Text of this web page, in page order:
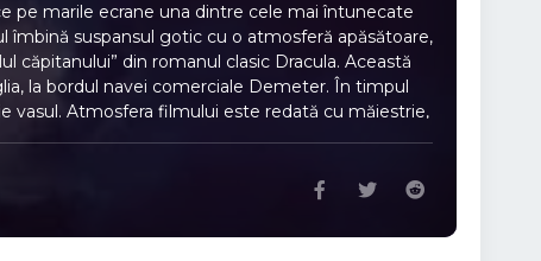
pe marile ecrane una dintre cele mai întunecate
îmbină suspansul gotic cu o atmosferă apăsătoare,
căpitanului” din romanul clasic Dracula. Această
la bordul navei comerciale Demeter. În timpul
vasul. Atmosfera filmului este redată cu măiestrie,
simbol al infinitului și necunoscutului, devine
coșmar. Interpretările actorilor, de la Corey
șansa de a descoperi una dintre cele mai